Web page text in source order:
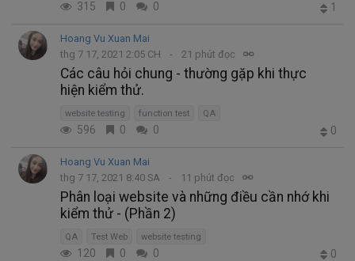
315 0 0 1
Hoang Vu Xuan Mai
thg 7 17, 2021 2:05 CH
21 phút đọc
Các câu hỏi chung - thường gặp khi thực
hiện kiểm thử.
website testing function test QA
596 0 0 0
Hoang Vu Xuan Mai
thg 7 17, 2021 8:40 SA
11 phút đọc
Phân loại website và những điều cần nhớ khi
kiểm thử - (Phần 2)
QA Test Web website testing
120 0 0 0